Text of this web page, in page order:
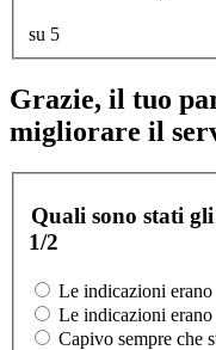
su 5
Grazie, il tuo
migliorare il
Quali sono stati
1/2
Le indicazioni erano
Le indicazioni erano
Capivo sempre che